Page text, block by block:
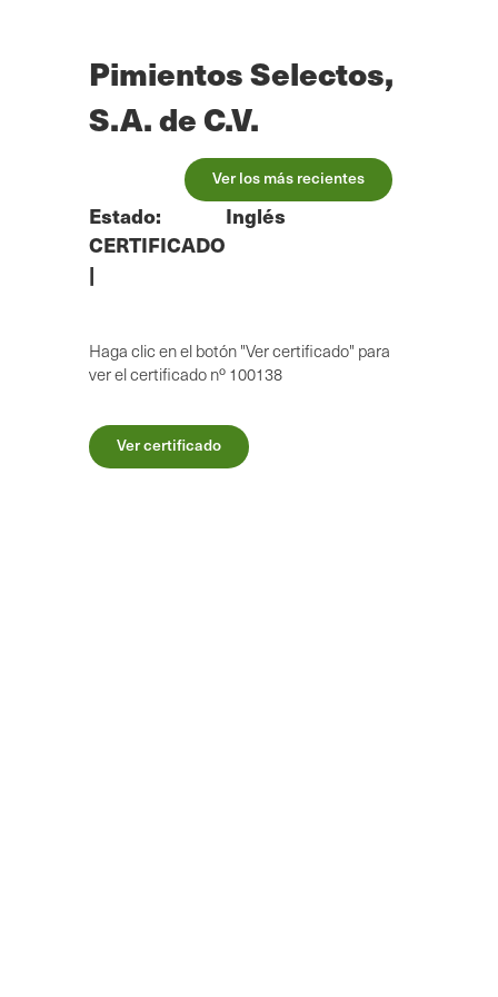
Pimientos Selectos,
S.A. de C.V.
Ver los más recientes
Estado:
CERTIFICADO
|
Inglés
Haga clic en el botón "Ver certificado" para
ver el certificado nº 100138
Ver certificado